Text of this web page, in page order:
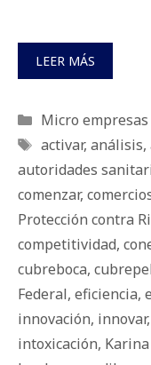
LEER MÁS
Categorías
Micro empresas
Etiquetas
activar, análisis,
autoridades
comenzar,
Protección contra
competitividad,
cubreboca,
Federal, eficiencia,
innovación, innovar,
intoxicación,